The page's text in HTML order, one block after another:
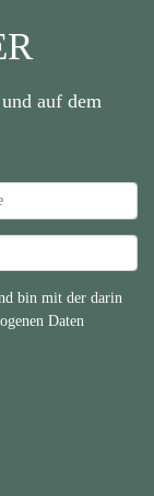
auf dem
bin mit der darin
Daten